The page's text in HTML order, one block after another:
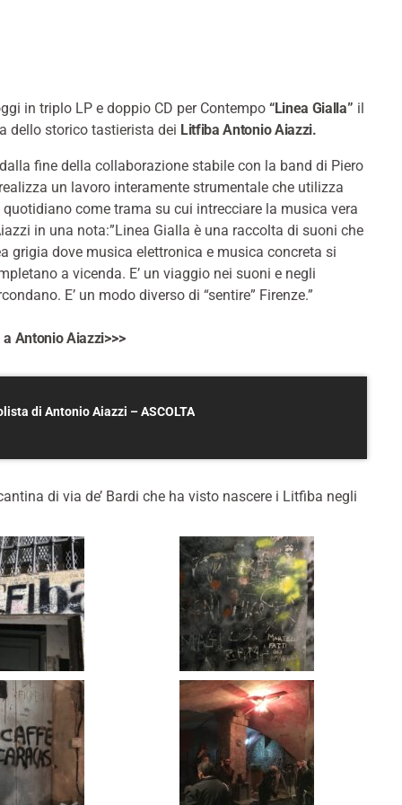
in triplo LP e doppio CD per Contempo “Linea Gialla” il
dello storico tastierista dei Litfiba Antonio Aiazzi.
fine della collaborazione stabile con la band di Piero
un lavoro interamente strumentale che utilizza
come trama su cui intrecciare la musica vera
in una nota:”Linea Gialla è una raccolta di suoni che
grigia dove musica elettronica e musica concreta si
a vicenda. E’ un viaggio nei suoni e negli
E’ un modo diverso di “sentire” Firenze.”
Antonio Aiazzi>>>
di Antonio Aiazzi – ASCOLTA
di via de’ Bardi che ha visto nascere i Litfiba negli